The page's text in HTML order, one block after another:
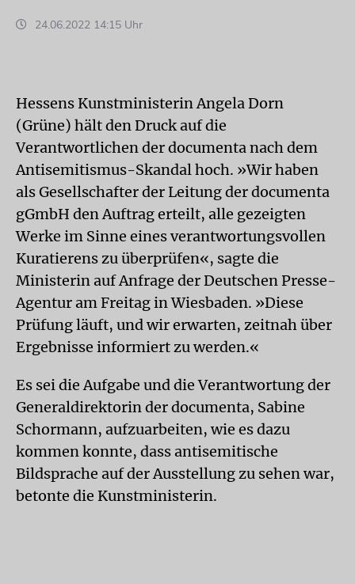
24.06.2022 14:15 Uhr
Hessens Kunstministerin Angela Dorn
(Grüne) hält den Druck auf die
Verantwortlichen der documenta nach dem
Antisemitismus-Skandal hoch. »Wir haben
als Gesellschafter der Leitung der documenta
gGmbH den Auftrag erteilt, alle gezeigten
Werke im Sinne eines verantwortungsvollen
Kuratierens zu überprüfen«, sagte die
Ministerin auf Anfrage der Deutschen Presse-
Agentur am Freitag in Wiesbaden. »Diese
Prüfung läuft, und wir erwarten, zeitnah über
Ergebnisse informiert zu werden.«
Es sei die Aufgabe und die Verantwortung der
Generaldirektorin der documenta, Sabine
Schormann, aufzuarbeiten, wie es dazu
kommen konnte, dass antisemitische
Bildsprache auf der Ausstellung zu sehen war,
betonte die Kunstministerin.